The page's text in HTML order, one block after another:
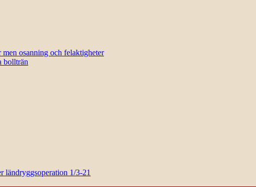
osanning och felaktigheter
bollträn
ländryggsoperation 1/3-21